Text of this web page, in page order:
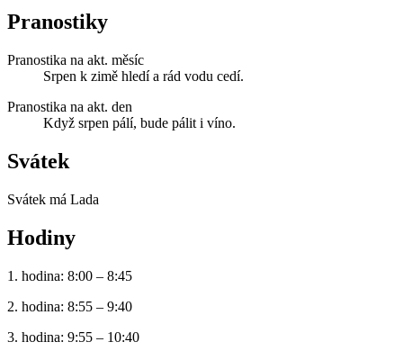
Pranostiky
Pranostika na akt. měsíc
Srpen k zimě hledí a rád vodu cedí.
Pranostika na akt. den
Když srpen pálí, bude pálit i víno.
Svátek
Svátek má Lada
Hodiny
1. hodina: 8:00 – 8:45
2. hodina: 8:55 – 9:40
3. hodina: 9:55 – 10:40